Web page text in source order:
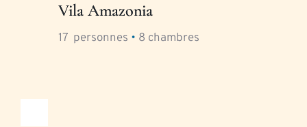
Vila Amazonia
17
  personnes
• 8 chambres